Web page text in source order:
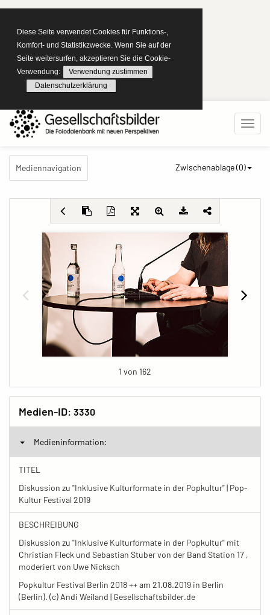
Diese Seite verwendet Cookies für Funktions-,
Komfort- und Statistikzwecke. Wenn Sie auf der
Seite weitersurfen, akzeptieren Sie die Cookie-
Verwendung:
Verwendung zustimmen
Datenschutzerklärung
Mediennavigation Zwischenablage (0)
1 von 162
Medien-ID: 3330
Medieninformation:
TITEL
Diskussion zu "Inklusive Kulturformate in der Popkultur" | Pop-
Kultur Festival 2019
BESCHREIBUNG
Diskussion zu "Inklusive Kulturformate in der Popkultur" mit
Christian Fleck und Sebastian Stuber von der Band Station 17 ,
moderiert von Uwe Nicksch
Popkultur Festival Berlin 2018 ++ am 21.08.2019 in Berlin
(Berlin). (c) Andi Weiland | Gesellschaftsbilder.de